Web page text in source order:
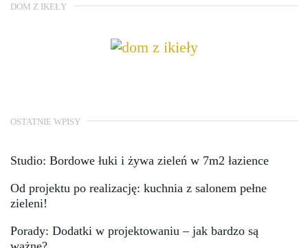
DOM Z IKEŁY
OSTATNIE WPISY
Studio: Bordowe łuki i żywa zieleń w 7m2 łazience
Od projektu po realizację: kuchnia z salonem pełne
zieleni!
Porady: Dodatki w projektowaniu – jak bardzo są